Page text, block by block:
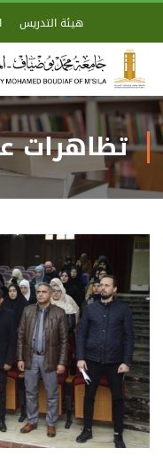
هيئة التدريس
تظاهرات